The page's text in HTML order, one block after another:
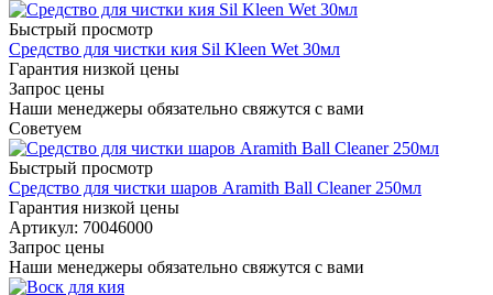
Быстрый просмотр
Средство для чистки кия Sil Kleen Wet 30мл
Гарантия низкой цены
Запрос цены
Наши менеджеры обязательно свяжутся с вами
Советуем
Быстрый просмотр
Средство для чистки шаров Aramith Ball Cleaner 250мл
Гарантия низкой цены
Артикул: 70046000
Запрос цены
Наши менеджеры обязательно свяжутся с вами